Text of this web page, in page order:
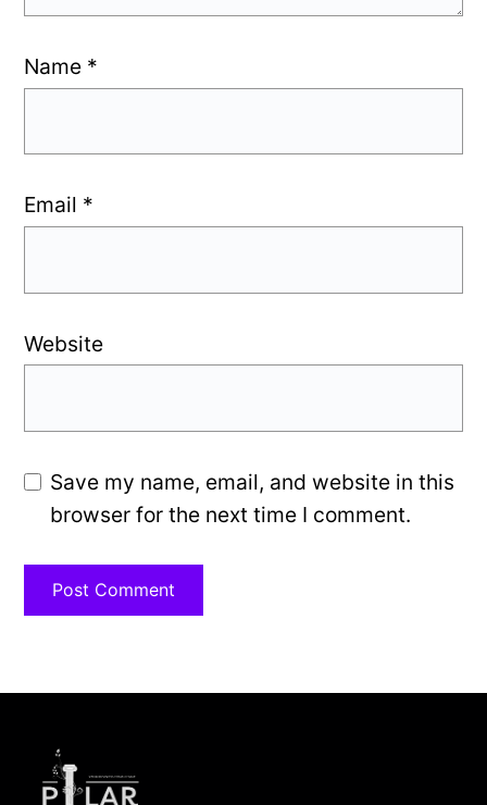
Name *
Email *
Website
Save my name, email, and website in this
browser for the next time I comment.